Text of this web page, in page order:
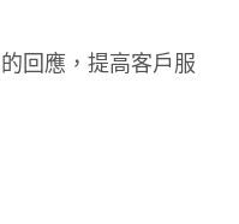
回應，提高客戶服